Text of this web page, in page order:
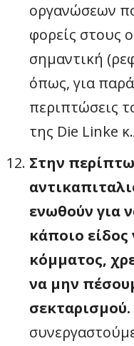
οργανώσεων
φορείς στους
σημαντική
όπως, για
περιπτώσεις
της Die Linke
Στην
ενωθούν για
κάποιο είδος
κόμματος,
να μην
σεκταρισμού.